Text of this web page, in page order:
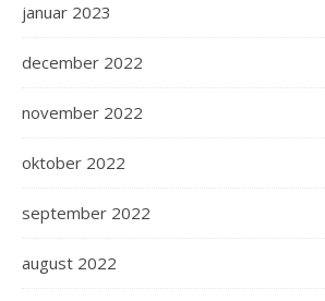
januar 2023
december 2022
november 2022
oktober 2022
september 2022
august 2022